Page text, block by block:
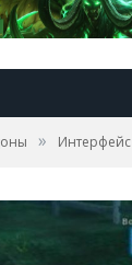
» Интерфейс